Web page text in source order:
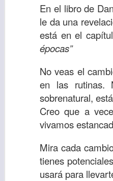
En el libro de
le da una
está en el
épocas”
No veas el
en las rutinas.
sobrenatural,
Creo que a
vivamos
Mira cada
tienes
usará para
debemos dejar
las personas que
Amar es mucho
permanecer, de
Cuando
seres amados,
vida, porque en
para siempre.
vida. En otras
Dios nos ama.